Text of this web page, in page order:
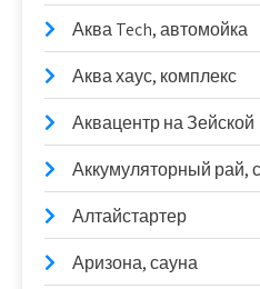
Аква Tech, автомойка
Аква хаус, комплекс
Аквацентр на Зейской
Аккумуляторный рай,
Алтайстартер
Аризона, сауна